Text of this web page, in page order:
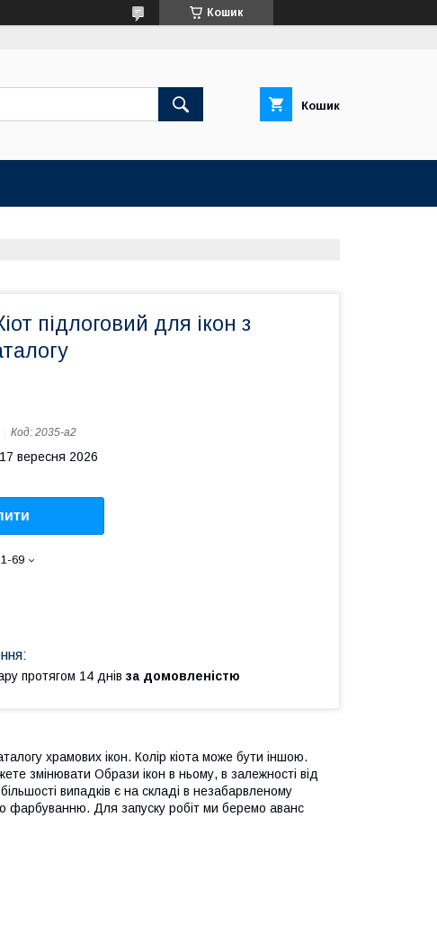
Кошик
Кошик
підлоговий для ікон з
Код: 2035-a2
вересня 2026
69
протягом 14 днів за домовленістю
храмових ікон. Колір кіота може бути іншою.
змінювати Образи ікон в ньому, в залежності від
випадків є на складі в незабарвленому
фарбуванню. Для запуску робіт ми беремо аванс